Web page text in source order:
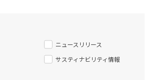
ニュースリリース
サスティナビリティ情報